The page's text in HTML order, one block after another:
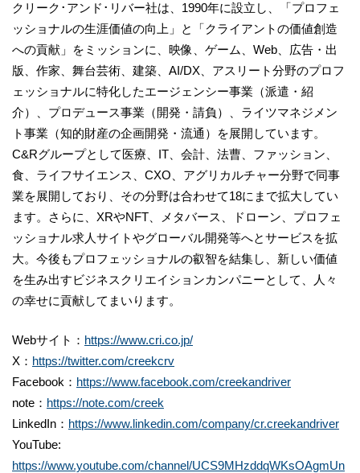
クリーク･アンド･リバー社は、1990年に設立し、「プロフェ
ッショナルの生涯価値の向上」と「クライアントの価値創造
への貢献」をミッションに、映像、ゲーム、Web、広告・出
版、作家、舞台芸術、建築、AI/DX、アスリート分野のプロフ
ェッショナルに特化したエージェンシー事業（派遣・紹
介）、プロデュース事業（開発・請負）、ライツマネジメン
ト事業（知的財産の企画開発・流通）を展開しています。
C&Rグループとして医療、IT、会計、法曹、ファッション、
食、ライフサイエンス、CXO、アグリカルチャー分野で同事
業を展開しており、その分野は合わせて18にまで拡大してい
ます。さらに、XRやNFT、メタバース、ドローン、プロフェ
ッショナル求人サイトやグローバル開発等へとサービスを拡
大。今後もプロフェッショナルの叡智を結集し、新しい価値
を生み出すビジネスクリエイションカンパニーとして、人々
の幸せに貢献してまいります。
Webサイト： https://www.cri.co.jp/
X： https://twitter.com/creekcrv
Facebook： https://www.facebook.com/creekandriver
note： https://note.com/creek
LinkedIn： https://www.linkedin.com/company/cr.creekandriver
YouTube:
https://www.youtube.com/channel/UCS9MHzddqWKsOAgmUn